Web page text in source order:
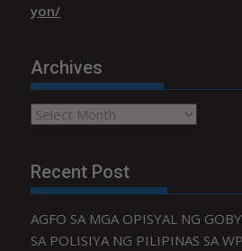
yon/
Archives
Archives
Recent Post
AGFO SA MGA OPISYAL NG
SA POLISIYA NG PILIPINAS SA